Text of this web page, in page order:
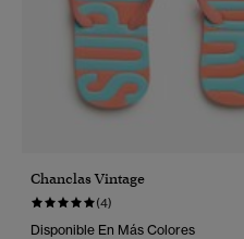
Chanclas Vintage
(4)
Disponible En Más Colores